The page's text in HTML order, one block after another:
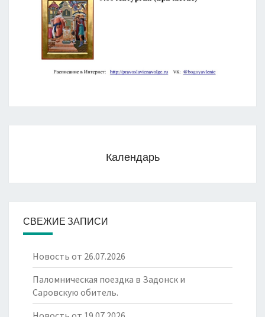
Календарь
СВЕЖИЕ ЗАПИСИ
Новость от 26.07.2026
Паломническая поездка в Задонск и
Саровскую обитель.